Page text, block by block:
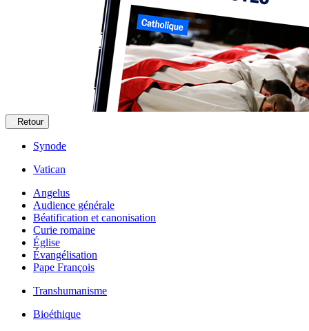
Retour
Synode
Vatican
Angelus
Audience générale
Béatification et canonisation
Curie romaine
Église
Évangélisation
Pape François
Transhumanisme
Bioéthique